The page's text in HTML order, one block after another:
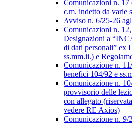
Comunicazioni n. 17
c.m. indetto da varie
Avviso n. 6/25-26
Comunicazioni n.
Designazioni a
di dati personali” ex
ss.mm.ii.) e
Comunicazione n.
benefici 104/92 e
Comunicazione n.
provvisorio delle
con allegato
vedere RE Axios)
Comunicazione n. 9/